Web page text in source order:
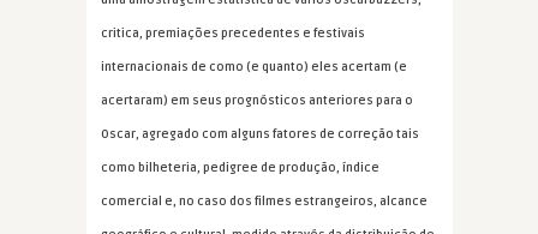
critica, premiações precedentes e festivais
internacionais de como (e quanto) eles acertam (e
acertaram) em seus prognósticos anteriores para o
Oscar, agregado com alguns fatores de correção tais
como bilheteria, pedigree de produção, índice
comercial e, no caso dos filmes estrangeiros, alcance